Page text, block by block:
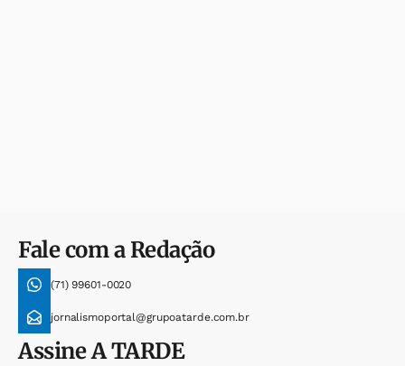
Fale com a Redação
(71) 99601-0020
jornalismoportal@grupoatarde.com.br
AssineA TARDE